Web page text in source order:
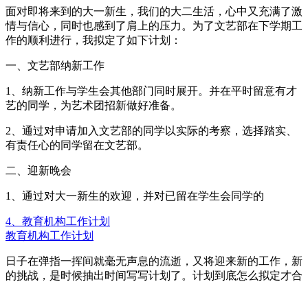
面对即将来到的大一新生，我们的大二生活，心中又充满了激
情与信心，同时也感到了肩上的压力。为了文艺部在下学期工
作的顺利进行，我拟定了如下计划：
一、文艺部纳新工作
1、纳新工作与学生会其他部门同时展开。并在平时留意有才
艺的同学，为艺术团招新做好准备。
2、通过对申请加入文艺部的同学以实际的考察，选择踏实、
有责任心的同学留在文艺部。
二、迎新晚会
1、通过对大一新生的欢迎，并对已留在学生会同学的
4、教育机构工作计划
教育机构工作计划
日子在弹指一挥间就毫无声息的流逝，又将迎来新的工作，新
的挑战，是时候抽出时间写写计划了。计划到底怎么拟定才合